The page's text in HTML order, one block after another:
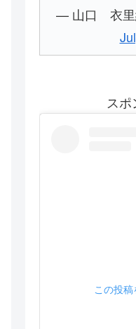
— 山口 衣里
スポ
この投